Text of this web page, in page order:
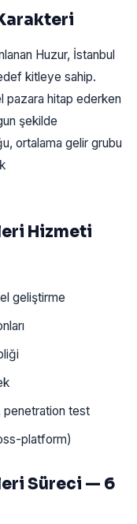
Huzur, İstanbul
kitleye sahip.
pazara hitap ederken
şekilde
ortalama gelir grubu
Hizmeti
geliştirme
penetration test
platform)
Süreci — 6